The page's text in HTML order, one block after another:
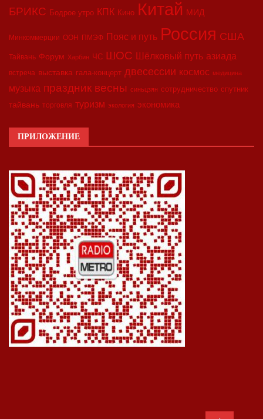
БРИКС Бодрое утро КПК Кино Китай МИД
Минкоммерции ООН ПМЭФ Пояс и путь Россия США
Тайвань Форум Харбин ЧС ШОС Шёлковый путь азиада
встреча выставка гала-концерт двесессии космос медицина
музыка праздник весны синьцзян сотрудничество спутник
тайвань торговля туризм экология экономика
ПРИЛОЖЕНИЕ